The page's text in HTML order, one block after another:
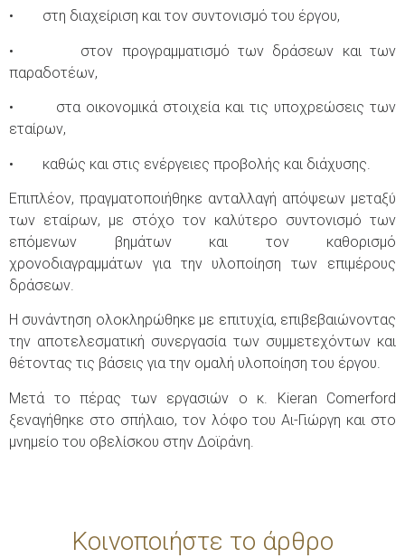
• στη διαχείριση και τον συντονισμό του έργου,
• στον προγραμματισμό των δράσεων και των
παραδοτέων,
• στα οικονομικά στοιχεία και τις υποχρεώσεις των
εταίρων,
• καθώς και στις ενέργειες προβολής και διάχυσης.
Επιπλέον, πραγματοποιήθηκε ανταλλαγή απόψεων μεταξύ
των εταίρων, με στόχο τον καλύτερο συντονισμό των
επόμενων βημάτων και τον καθορισμό
χρονοδιαγραμμάτων για την υλοποίηση των επιμέρους
δράσεων.
Η συνάντηση ολοκληρώθηκε με επιτυχία, επιβεβαιώνοντας
την αποτελεσματική συνεργασία των συμμετεχόντων και
θέτοντας τις βάσεις για την ομαλή υλοποίηση του έργου.
Μετά το πέρας των εργασιών ο κ. Kieran Comerford
ξεναγήθηκε στο σπήλαιο, τον λόφο του Αι-Γιώργη και στο
μνημείο του οβελίσκου στην Δοϊράνη.
Κοινοποιήστε το άρθρο